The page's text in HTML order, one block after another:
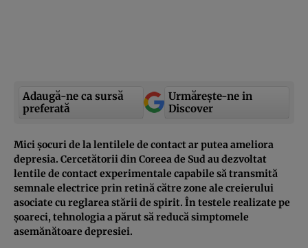
Adaugă-ne ca sursă
preferată
Urmărește-ne in
Discover
Mici șocuri de la lentilele de contact ar putea ameliora
depresia. Cercetătorii din Coreea de Sud au dezvoltat
lentile de contact experimentale capabile să transmită
semnale electrice prin retină către zone ale creierului
asociate cu reglarea stării de spirit. În testele realizate pe
șoareci, tehnologia a părut să reducă simptomele
asemănătoare depresiei.